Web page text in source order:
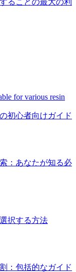
ることの最大の利
初心者向けガイド
：あなたが知る必
択する方法
：包括的なガイド